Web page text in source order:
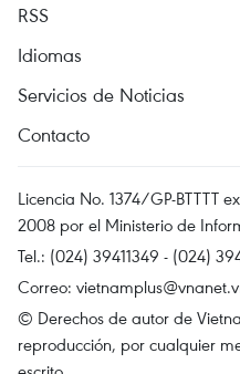
RSS
Idiomas
Servicios de Noticias
Contacto
Licencia No. 1374/GP-BTTTT
2008 por el Ministerio de
Tel.: (024) 39411349 - (024)
Correo:
© Derechos de autor de
reproducción, por cualquier